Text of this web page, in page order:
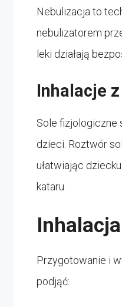
Nebulizacja to
nebulizatorem
leki działają
Inhalacje
Sole fizjologiczne
dzieci. Roztwór
ułatwiając
kataru.
Przygotowanie i
podjąć: